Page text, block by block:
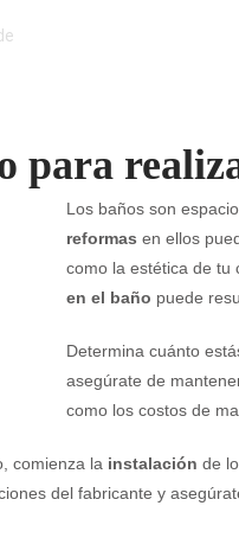
para
Los baños son
reformas en ellos
como la estética de tu
en el baño puede
Determina cuánto
asegúrate de
como los costos de
comienza la instalación de
del fabricante y